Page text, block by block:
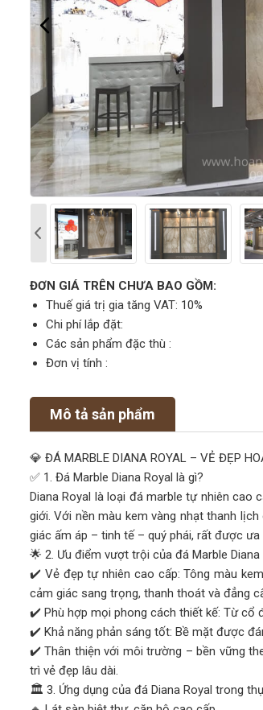
ĐƠN GIÁ TRÊN CHƯA BAO GỒM:
Thuế giá trị gia tăng VAT: 10%
Chi phí lắp đặt:
Các sản phẩm đặc thù :
Đơn vị tính :
Mô tả sản phẩm
💎 ĐÁ MARBLE DIANA ROYAL – VẺ ĐẸP
✅ 1. Đá Marble Diana Royal là gì?
Diana Royal là loại đá marble tự nhiên
giới. Với nền màu kem vàng nhạt thanh
giác ấm áp – tinh tế – quý phái, rất được
🌟 2. Ưu điểm vượt trội của đá Marble Diana
✔️ Vẻ đẹp tự nhiên cao cấp: Tông màu
cảm giác sang trọng, thanh thoát và đẳng
✔️ Phù hợp mọi phong cách thiết kế: Từ cổ
✔️ Khả năng phản sáng tốt: Bề mặt được
✔️ Thân thiện với môi trường – bền vững
trì vẻ đẹp lâu dài.
🏛️ 3. Ứng dụng của đá Diana Royal trong